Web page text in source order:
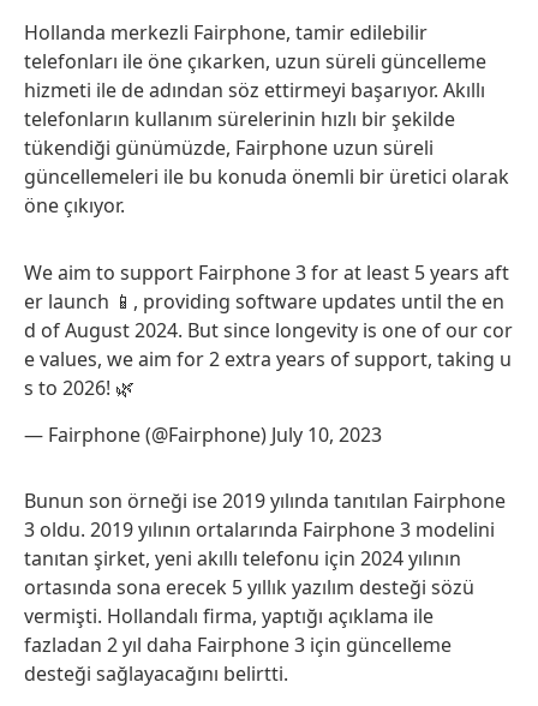
Hollanda merkezli Fairphone, tamir edilebilir
telefonları ile öne çıkarken, uzun süreli güncelleme
hizmeti ile de adından söz ettirmeyi başarıyor. Akıllı
telefonların kullanım sürelerinin hızlı bir şekilde
tükendiği günümüzde, Fairphone uzun süreli
güncellemeleri ile bu konuda önemli bir üretici olarak
öne çıkıyor.
We aim to support Fairphone 3 for at least 5 years aft
er launch 📱, providing software updates until the en
d of August 2024. But since longevity is one of our cor
e values, we aim for 2 extra years of support, taking u
s to 2026! 🌿
— Fairphone (@Fairphone) July 10, 2023
Bunun son örneği ise 2019 yılında tanıtılan Fairphone
3 oldu. 2019 yılının ortalarında Fairphone 3 modelini
tanıtan şirket, yeni akıllı telefonu için 2024 yılının
ortasında sona erecek 5 yıllık yazılım desteği sözü
vermişti. Hollandalı firma, yaptığı açıklama ile
fazladan 2 yıl daha Fairphone 3 için güncelleme
desteği sağlayacağını belirtti.